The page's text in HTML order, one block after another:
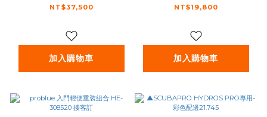
年)21.722.100
NT$37,500
加入購物車
NT$19,800
加入購物車